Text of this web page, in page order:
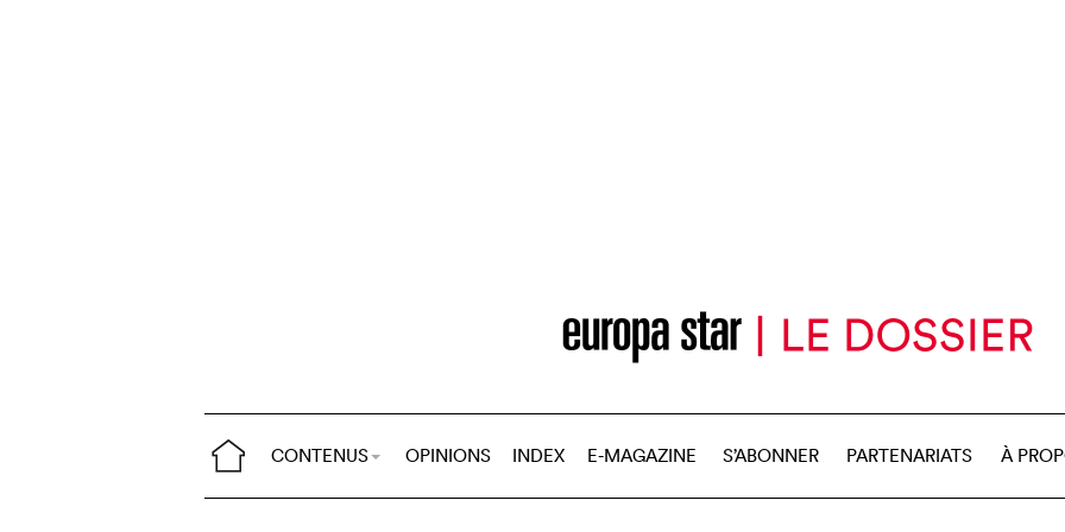
CONTENUS OPINIONS INDEX E-MAGAZINE S’ABONNER PARTENARIATS À